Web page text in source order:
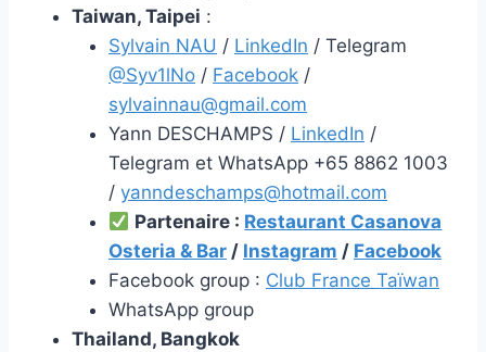
Taiwan, Taipei :
Sylvain NAU / LinkedIn / Telegram
@Syv1lNo / Facebook /
sylvainnau@gmail.com
Yann DESCHAMPS / LinkedIn /
Telegram et WhatsApp +65 8862 1003
/ yanndeschamps@hotmail.com
Partenaire : Restaurant Casanova
Osteria & Bar / Instagram / Facebook
Facebook group : Club France Taïwan
WhatsApp group
Thailand, Bangkok